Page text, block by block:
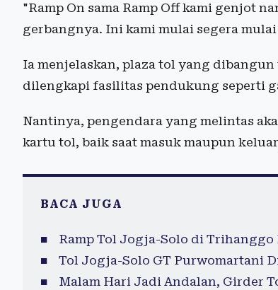
"Ramp On sama Ramp Off kami genjot
gerbangnya. Ini kami mulai segera
Ia menjelaskan, plaza tol yang
dilengkapi fasilitas pendukung seperti
Nantinya, pengendara yang melintas
kartu tol, baik saat masuk maupun
BACA JUGA
Ramp Tol Jogja-Solo di
Tol Jogja-Solo GT Purwomartani
Malam Hari Jadi Andalan, Girder